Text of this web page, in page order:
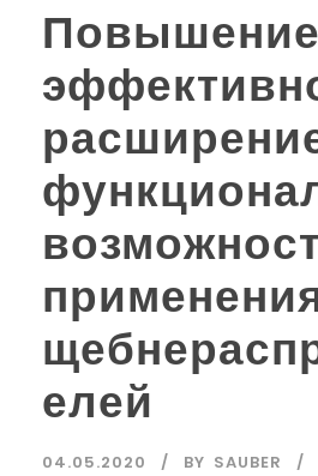
Повышение
елей
04.05.2020 BY SAUBER